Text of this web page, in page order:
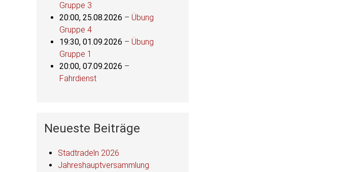
Gruppe 3
20:00, 25.08.2026 – Übung
Gruppe 4
19:30, 01.09.2026 – Übung
Gruppe 1
20:00, 07.09.2026 –
Fahrdienst
Neueste Beiträge
Stadtradeln 2026
Jahreshauptversammlung